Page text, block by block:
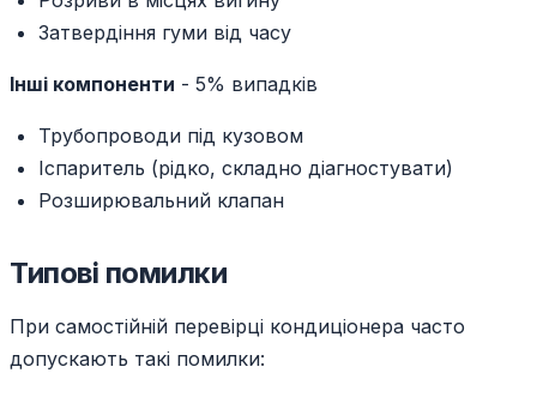
Затвердіння гуми від часу
Інші компоненти - 5% випадків
Трубопроводи під кузовом
Іспаритель (рідко, складно діагностувати)
Розширювальний клапан
Типові помилки
При самостійній перевірці кондиціонера часто
допускають такі помилки: